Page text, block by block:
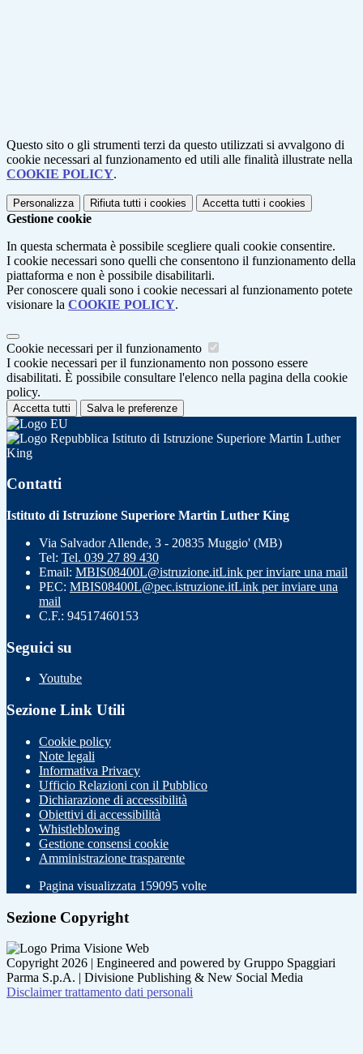
Questo sito o gli strumenti terzi da questo utilizzati si avvalgono di
cookie necessari al funzionamento ed utili alle finalità illustrate nella
COOKIE POLICY.
Personalizza Rifiuta tutti i cookies Accetta tutti i cookies
Gestione cookie
In questa schermata è possibile scegliere quali cookie consentire.
I cookie necessari sono quelli che consentono il funzionamento della
piattaforma e non è possibile disabilitarli.
Per conoscere quali sono i cookie necessari al funzionamento potete
visionare la COOKIE POLICY.
Cookie necessari per il funzionamento
I cookie necessari per il funzionamento non possono essere
disabilitati. È possibile consultare l'elenco nella pagina della cookie
policy.
Accetta tutti Salva le preferenze
Istituto di Istruzione Superiore Martin Luther
King
Contatti
Istituto di Istruzione Superiore Martin Luther King
Via Salvador Allende, 3 - 20835 Muggio' (MB)
Tel: Tel. 039 27 89 430
Email: MBIS08400L@istruzione.itLink per inviare una mail
PEC: MBIS08400L@pec.istruzione.itLink per inviare una
mail
C.F.: 94517460153
Seguici su
Youtube
Sezione Link Utili
Cookie policy
Note legali
Informativa Privacy
Ufficio Relazioni con il Pubblico
Dichiarazione di accessibilità
Obiettivi di accessibilità
Whistleblowing
Gestione consensi cookie
Amministrazione trasparente
Pagina visualizzata 159095 volte
Sezione Copyright
Copyright 2026 | Engineered and powered by Gruppo Spaggiari
Parma S.p.A. | Divisione Publishing & New Social Media
Disclaimer trattamento dati personali